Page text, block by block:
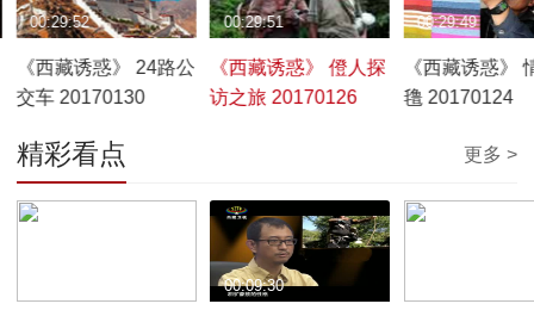
《西藏诱惑》 24路公
交车 20170130
00:29:52
《西藏诱惑》 僜人探
访之旅 20170126
00:29:51
《西藏诱惑》
氇 20170124
00:29:49
精彩看点 更多 >
00:09:30